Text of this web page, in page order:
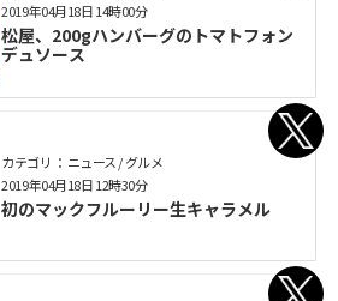
松屋、200gハンバーグのトマトフォン
デュソース
2019年04月18日 14時00分
カテゴリ： ニュース / グルメ
初のマックフルーリー生キャラメル
2019年04月18日 12時30分